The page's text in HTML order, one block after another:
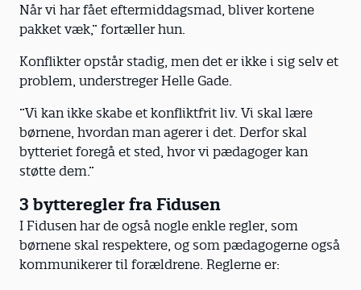
Når vi har fået eftermiddagsmad, bliver kortene
pakket væk,” fortæller hun.
Konflikter opstår stadig, men det er ikke i sig selv et
problem, understreger Helle Gade.
”Vi kan ikke skabe et konfliktfrit liv. Vi skal lære
børnene, hvordan man agerer i det. Derfor skal
bytteriet foregå et sted, hvor vi pædagoger kan
støtte dem.”
3 bytteregler fra Fidusen
I Fidusen har de også nogle enkle regler, som
børnene skal respektere, og som pædagogerne også
kommunikerer til forældrene. Reglerne er: